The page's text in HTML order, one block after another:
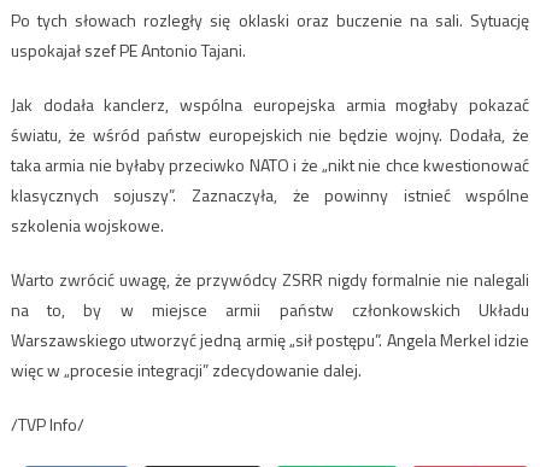
Po tych słowach rozległy się oklaski oraz buczenie na sali. Sytuację
uspokajał szef PE Antonio Tajani.
Jak dodała kanclerz, wspólna europejska armia mogłaby pokazać
światu, że wśród państw europejskich nie będzie wojny. Dodała, że
taka armia nie byłaby przeciwko NATO i że „nikt nie chce kwestionować
klasycznych sojuszy”. Zaznaczyła, że powinny istnieć wspólne
szkolenia wojskowe.
Warto zwrócić uwagę, że przywódcy ZSRR nigdy formalnie nie nalegali
na to, by w miejsce armii państw członkowskich Układu
Warszawskiego utworzyć jedną armię „sił postępu”. Angela Merkel idzie
więc w „procesie integracji” zdecydowanie dalej.
/TVP Info/